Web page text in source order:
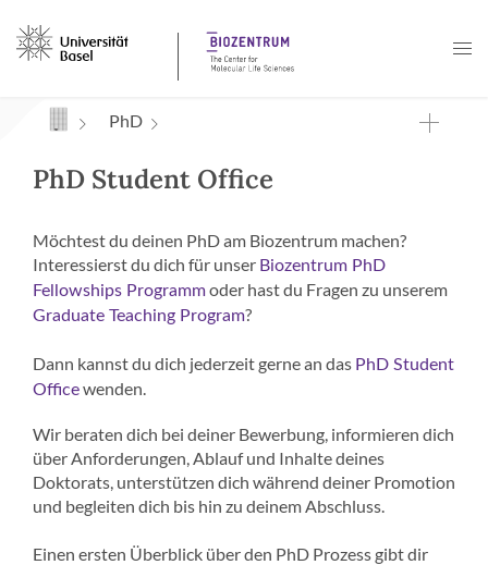
Navigation mit Access Keys
PhD
PhD Student Office
Möchtest du deinen PhD am Biozentrum machen?
Interessierst du dich für unser Biozentrum PhD
Fellowships Programmoder hast du Fragen zu unserem
Graduate Teaching Program?
Dann kannst du dich jederzeit gerne an das PhD Student
Officewenden.
Wir beraten dich bei deiner Bewerbung, informieren dich
über Anforderungen, Ablauf und Inhalte deines
Doktorats, unterstützen dich während deiner Promotion
und begleiten dich bis hin zu deinem Abschluss.
Einen ersten Überblick über den PhD Prozess gibt dir